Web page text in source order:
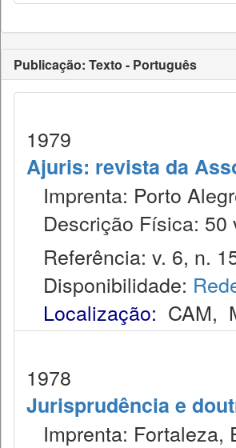
Publicação: Texto - Português
1979
Ajuris: revista da
Imprenta: Porto
Descrição Física: 50
Referência: v. 6, n.
Disponibilidade:
Localização: CAM,
1978
Jurisprudência e
Imprenta: Fortaleza,